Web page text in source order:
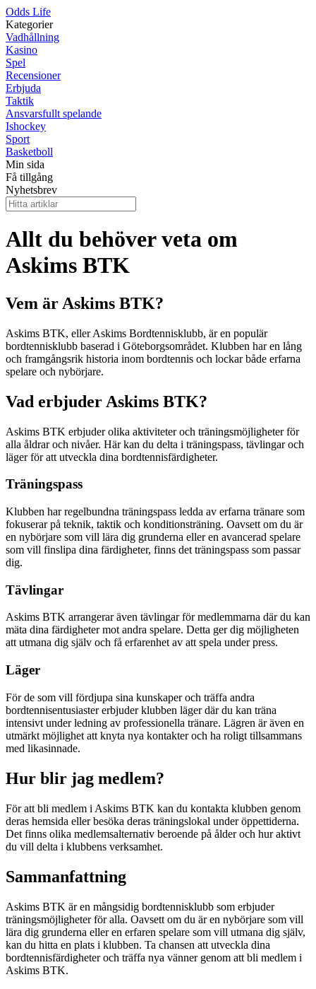
Odds Life
Kategorier
Vadhållning
Kasino
Spel
Recensioner
Erbjuda
Taktik
Ansvarsfullt spelande
Ishockey
Sport
Basketboll
Min sida
Få tillgång
Nyhetsbrev
Allt du behöver veta om
Askims BTK
Vem är Askims BTK?
Askims BTK, eller Askims Bordtennisklubb, är en populär
bordtennisklubb baserad i Göteborgsområdet. Klubben har en lång
och framgångsrik historia inom bordtennis och lockar både erfarna
spelare och nybörjare.
Vad erbjuder Askims BTK?
Askims BTK erbjuder olika aktiviteter och träningsmöjligheter för
alla åldrar och nivåer. Här kan du delta i träningspass, tävlingar och
läger för att utveckla dina bordtennisfärdigheter.
Träningspass
Klubben har regelbundna träningspass ledda av erfarna tränare som
fokuserar på teknik, taktik och konditionsträning. Oavsett om du är
en nybörjare som vill lära dig grunderna eller en avancerad spelare
som vill finslipa dina färdigheter, finns det träningspass som passar
dig.
Tävlingar
Askims BTK arrangerar även tävlingar för medlemmarna där du kan
mäta dina färdigheter mot andra spelare. Detta ger dig möjligheten
att utmana dig själv och få erfarenhet av att spela under press.
Läger
För de som vill fördjupa sina kunskaper och träffa andra
bordtennisentusiaster erbjuder klubben läger där du kan träna
intensivt under ledning av professionella tränare. Lägren är även en
utmärkt möjlighet att knyta nya kontakter och ha roligt tillsammans
med likasinnade.
Hur blir jag medlem?
För att bli medlem i Askims BTK kan du kontakta klubben genom
deras hemsida eller besöka deras träningslokal under öppettiderna.
Det finns olika medlemsalternativ beroende på ålder och hur aktivt
du vill delta i klubbens verksamhet.
Sammanfattning
Askims BTK är en mångsidig bordtennisklubb som erbjuder
träningsmöjligheter för alla. Oavsett om du är en nybörjare som vill
lära dig grunderna eller en erfaren spelare som vill utmana dig själv,
kan du hitta en plats i klubben. Ta chansen att utveckla dina
bordtennisfärdigheter och träffa nya vänner genom att bli medlem i
Askims BTK.